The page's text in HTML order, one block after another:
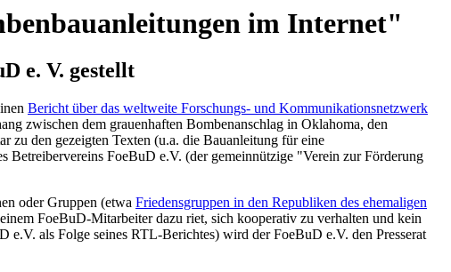
im Internet"
e. V. gestellt
Bericht über das weltweite Forschungs- und Kommunikationsnetzwerk
zwischen dem grauenhaften Bombenanschlag in Oklahoma, den
zu den gezeigten Texten (u.a. die Bauanleitung für eine
FoeBuD e.V. (der gemeinnützige "Verein zur Förderung
oder Gruppen (etwa Friedensgruppen in den Republiken des ehemaligen
FoeBuD-Mitarbeiter dazu riet, sich kooperativ zu verhalten und kein
als Folge seines RTL-Berichtes) wird der FoeBuD e.V. den Presserat